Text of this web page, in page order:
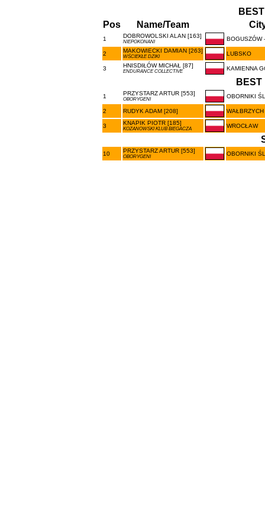
Pos
Name/Team
1 DOBROWOLSKI ALAN [163]
NIEPOKONANI BOGUSZÓW
2 MAKOWIECKI DAMIAN [263]
WŚCIEKŁE DZIKI LUBSKO
3 HNISDIŁÓW MICHAŁ [87]
ENDURANCE COLLECTIVE KAMIENNA
BEST
1 PRZYSTARZ ARTUR [553]
OBORYGENI OBORNIKI
2 RUDYK ADAM [208] WAŁBRZYCH
3 KNAPIK PIOTR [185]
KOZANOWSKI KLUB BIEGACZA WROCŁAW
10 PRZYSTARZ ARTUR [553]
OBORYGENI OBORNIKI